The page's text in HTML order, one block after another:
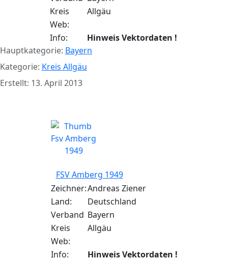
Kreis
Allgäu
Web:
Info:
Hinweis Vektordaten !
Hauptkategorie: Bayern
Kategorie: Kreis Allgäu
Erstellt: 13. April 2013
FSV Amberg 1949
Zeichner:Andreas Ziener
Land:
Deutschland
Verband Bayern
Kreis
Allgäu
Web:
Info:
Hinweis Vektordaten !